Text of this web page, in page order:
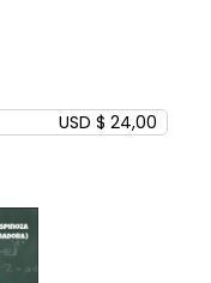
USD $ 24,00